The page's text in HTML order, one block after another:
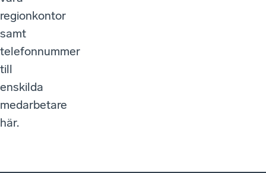
regionkontor
samt
telefonnummer
till
enskilda
medarbetare
här.